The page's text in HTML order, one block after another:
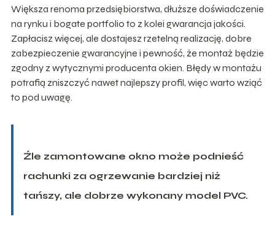
Większa renoma przedsiębiorstwa, dłuższe doświadczenie
na rynku i bogate portfolio to z kolei gwarancja jakości.
Zapłacisz więcej, ale dostajesz rzetelną realizację, dobre
zabezpieczenie gwarancyjne i pewność, że montaż będzie
zgodny z wytycznymi producenta okien. Błędy w montażu
potrafią zniszczyć nawet najlepszy profil, więc warto wziąć
to pod uwagę.
Źle zamontowane okno może podnieść
rachunki za ogrzewanie bardziej niż
tańszy, ale dobrze wykonany model PVC.